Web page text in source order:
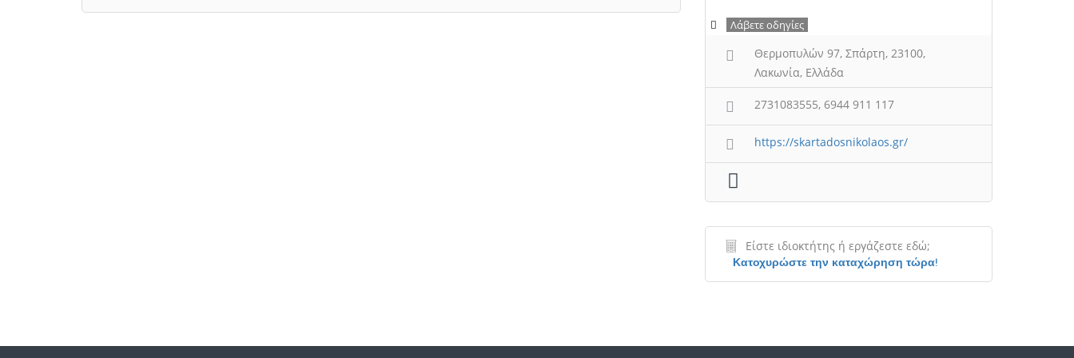
Λάβετε οδηγίες
Θερμοπυλών 97, Σπάρτη, 23100,
Λακωνία, Ελλάδα
2731083555, 6944 911 117
https://skartadosnikolaos.gr/
Είστε ιδιοκτήτης ή εργάζεστε εδώ;
Κατοχυρώστε την καταχώρηση τώρα!